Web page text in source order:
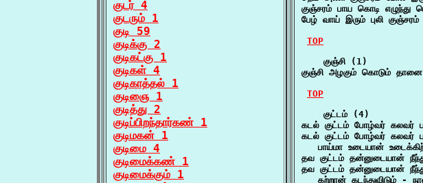
குடர் 4
குடரும் 1
குடி 59
குடிக்கு 2
குடிகட்கு 1
குடிகள் 4
குடிகாத்தல் 1
குடிஞை 1
குடித்து 2
குடிப்பிறந்தார்கண் 1
குடிமகன் 1
குடிமை 4
குடிமைக்கண் 1
குடிமைக்கும் 1
குஞ்சரம் பாய கொடி எழுந்து
பேழ் வாய் இரும் புலி
TOP
    குஞ்சி (1)
குஞ்சி அழகும் கொடும்
TOP
    குட்டம் (4)
கடல் குட்டம் போழ்வர் கலவர்
கடல் குட்டம் போழ்வர் கலவர்
பாய்மா உடையான்
தவ குட்டம் தன்னுடையான்
தவ குட்டம் தன்னுடையான்
கற்றான் கடந்துவிடும் -